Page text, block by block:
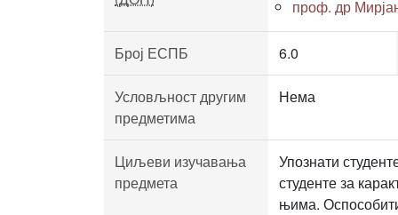
проф. др
Број ЕСПБ 6.0
Условљност другим
предметима
Нема
Циљеви изучавања
предмета
Упознати
студенте за
њима.